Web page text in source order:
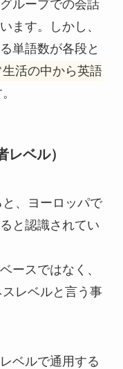
ループでの会話
ます。しかし、
単語数が各段と
生活の中から英語
ベル）
、ヨーロッパで
と認識されてい
ースではなく、
レベルと言う事
ベルで通用する